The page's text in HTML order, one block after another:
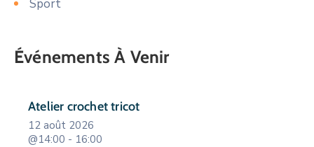
Sport
Événements À Venir
Atelier crochet tricot
12 août 2026
@14:00 - 16:00